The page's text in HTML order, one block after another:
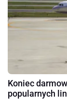
Koniec
popularnych